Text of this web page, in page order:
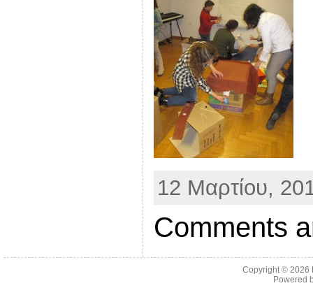
12 Μαρτίου,
Comments
Copyright © 2026
Powered